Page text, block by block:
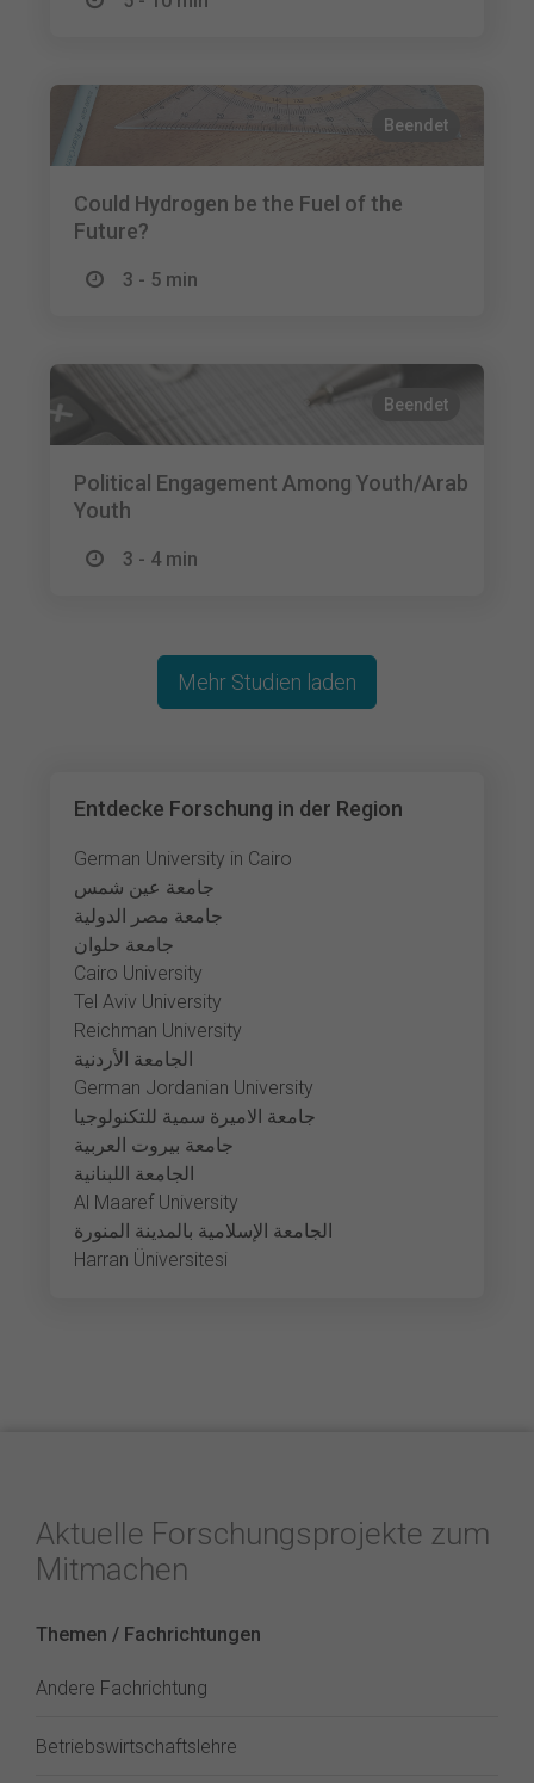
Beendet
Could Hydrogen be the Fuel of the
Future?
3 - 5 min
Beendet
Political Engagement Among Youth/Arab
Youth
3 - 4 min
Entdecke Forschung in der Region
German University in Cairo
جامعة عين شمس
جامعة مصر الدولية
جامعة حلوان
Cairo University
Tel Aviv University
Reichman University
الجامعة الأردنية
German Jordanian University
جامعة الاميرة سمية للتكنولوجيا
جامعة بيروت العربية
الجامعة اللبنانية
Al Maaref University
الجامعة الإسلامية بالمدينة المنورة
Harran Üniversitesi
Mehr Studien laden
Aktuelle Forschungsprojekte zum
Mitmachen
Themen / Fachrichtungen
Andere Fachrichtung
Betriebswirtschaftslehre